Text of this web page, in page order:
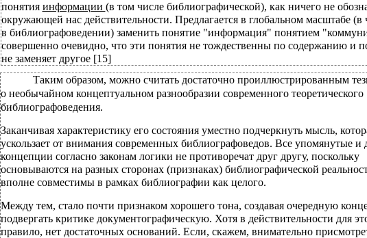
понятия информации (в том числе библиографической), как ничего не
окружающей нас действительности. Предлагается в глобальном масштабе (в
в библиографоведении) заменить понятие "информация" понятием
совершенно очевидно, что эти понятия не тождественны по содержанию и
не заменяет другое [15]
Таким образом, можно считать достаточно проиллюстрированным
о необычайном концептуальном разнообразии современного теоретического
библиографоведения.
Заканчивая характеристику его состояния уместно подчеркнуть мысль,
ускользает от внимания современных библиографоведов. Все упомянутые и
концепции согласно законам логики не противоречат друг другу, поскольку
основываются на разных сторонах (признаках) библиографической
вполне совместимы в рамках библиографии как целого.
Между тем, стало почти признаком хорошего тона, создавая очередную
подвергать критике документографическую. Хотя в действительности для
правило, нет достаточных оснований. Если, скажем, внимательно